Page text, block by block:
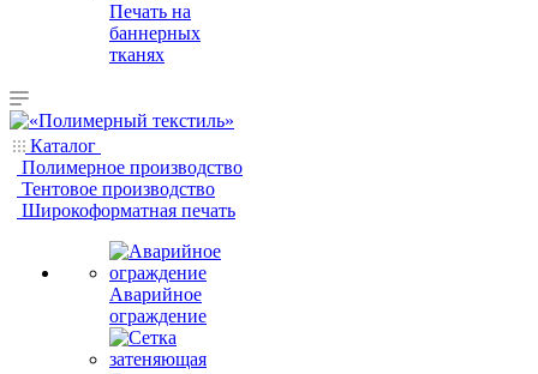
Печать на
баннерных
тканях
Каталог
Полимерное производство
Тентовое производство
Широкоформатная печать
Аварийное
ограждение